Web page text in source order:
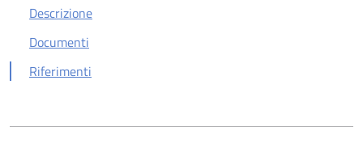
Descrizione
Documenti
Riferimenti